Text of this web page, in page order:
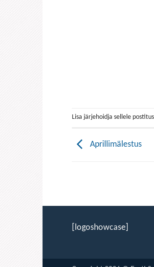
Lisa järjehoidja sellele
Aprillimälestus
[logoshowcase]